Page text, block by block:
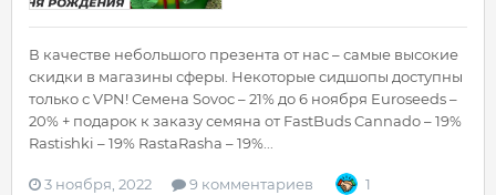
В качестве небольшого презента от нас – самые высокие
скидки в магазины сферы. Некоторые сидшопы доступны
только с VPN! Семена Sovoc – 21% до 6 ноября Euroseeds –
20% + подарок к заказу семяна от FastBuds Cannado – 19%
Rastishki – 19% RastaRasha – 19%...
3 ноября, 2022 9 комментариев 1